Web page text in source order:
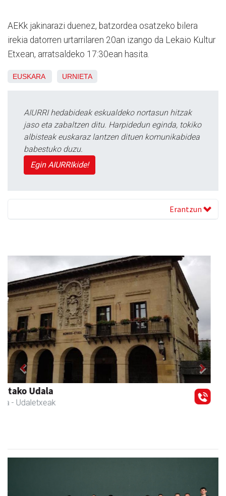
AEKk jakinarazi duenez, batzordea osatzeko bilera
irekia datorren urtarrilaren 20an izango da Lekaio Kultur
Etxean, arratsaldeko 17:30ean hasita.
EUSKARA URNIETA
AIURRI hedabideak eskualdeko nortasun hitzak
jaso eta zabaltzen ditu. Harpidedun eginda, tokiko
albisteak euskaraz lantzen dituen komunikabidea
babestuko duzu.
Egin AIURRIkide!
Erantzun
Magale Ikastetxea
Urnieta - Hezkuntza
Previous Next